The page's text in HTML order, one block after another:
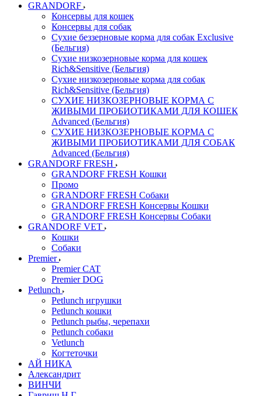
GRANDORF
Консервы для кошек
Консервы для собак
Сухие беззерновые корма для собак Exclusive
(Бельгия)
Сухие низкозерновые корма для кошек
Rich&Sensitive (Бельгия)
Сухие низкозерновые корма для собак
Rich&Sensitive (Бельгия)
СУХИЕ НИЗКОЗЕРНОВЫЕ КОРМА С
ЖИВЫМИ ПРОБИОТИКАМИ ДЛЯ КОШЕК
Advanced (Бельгия)
СУХИЕ НИЗКОЗЕРНОВЫЕ КОРМА С
ЖИВЫМИ ПРОБИОТИКАМИ ДЛЯ СОБАК
Advanced (Бельгия)
GRANDORF FRESH
GRANDORF FRESH Кошки
Промо
GRANDORF FRESH Собаки
GRANDORF FRESH Консервы Кошки
GRANDORF FRESH Консервы Собаки
GRANDORF VET
Кошки
Собаки
Premier
Premier CAT
Premier DOG
Petlunch
Petlunch игрушки
Petlunch кошки
Petlunch рыбы, черепахи
Petlunch собаки
Vetlunch
Когтеточки
АЙ НИКА
Александрит
ВИНЧИ